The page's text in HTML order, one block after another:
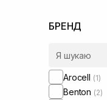
БРЕНД
Arocell (1)
Benton (2)